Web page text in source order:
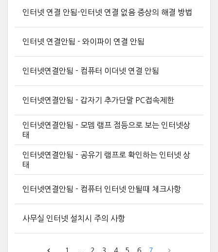
인터넷 연결 안됨-인터넷 연결 없음 증상의 해결 방법
인터넷 연결안됨 - 와이파이 연결 안됨
인터넷연결안됨 - 컴퓨터 이더넷 연결 안됨
인터넷연결안됨 - 갑자기 추가단말 PC접속제한
인터넷연결안됨 - 모뎀 램프 점등으로 보는 인터넷상
태
인터넷연결안됨 - 공유기 램프로 확인하는 인터넷 상
태
인터넷연결안됨 - 컴퓨터 인터넷 안될때 체크사항
사무실 인터넷 설치시 주의 사항
1 2 3 4 5 6 7